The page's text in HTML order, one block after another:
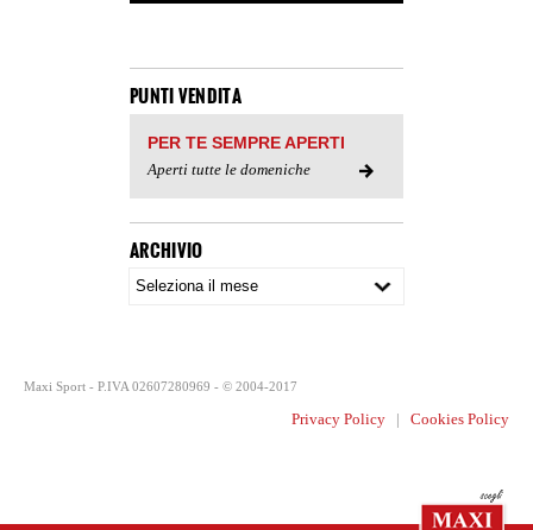
PUNTI VENDITA
PER TE SEMPRE APERTI
Aperti tutte le domeniche
ARCHIVIO
Maxi Sport - P.IVA 02607280969 - © 2004-2017
Privacy Policy| Cookies Policy